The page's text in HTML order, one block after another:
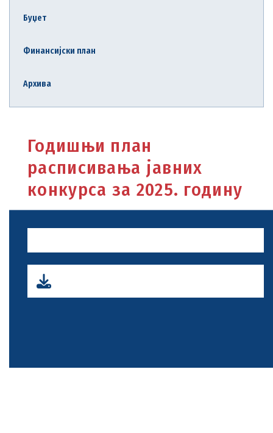
Буџет
Финансијски план
Архива
Годишњи план
расписивања јавних
конкурса за 2025. годину